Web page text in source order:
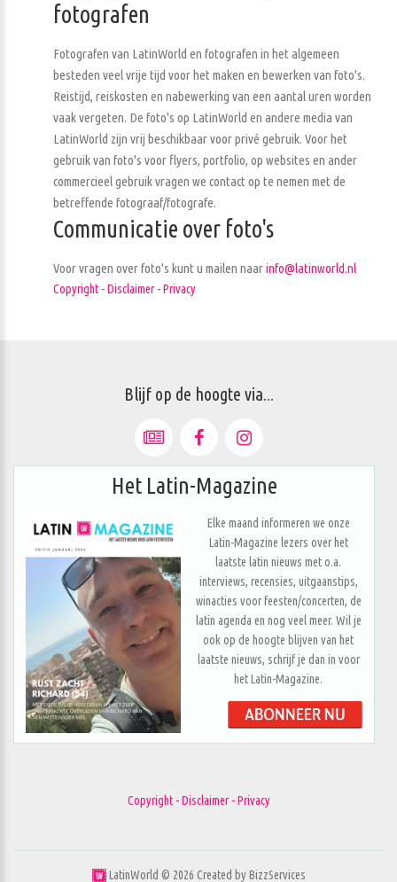
fotografen
Fotografen van LatinWorld en fotografen in het algemeen
besteden veel vrije tijd voor het maken en bewerken van foto's.
Reistijd, reiskosten en nabewerking van een aantal uren worden
vaak vergeten. De foto's op LatinWorld en andere media van
LatinWorld zijn vrij beschikbaar voor privé gebruik. Voor het
gebruik van foto's voor flyers, portfolio, op websites en ander
commercieel gebruik vragen we contact op te nemen met de
betreffende fotograaf/fotografe.
Communicatie over foto's
Voor vragen over foto's kunt u mailen naarinfo@latinworld.nl
Copyright - Disclaimer - Privacy
Blijf op de hoogte via...
Het Latin-Magazine
Elke maand informeren we onze
Latin-Magazine lezers over het
laatste latin nieuws met o.a.
interviews, recensies, uitgaanstips,
winacties voor feesten/concerten, de
latin agenda en nog veel meer. Wil je
ook op de hoogte blijven van het
laatste nieuws, schrijf je dan in voor
het Latin-Magazine.
Copyright - Disclaimer - Privacy
LatinWorld © 2026 Created byBizzServices